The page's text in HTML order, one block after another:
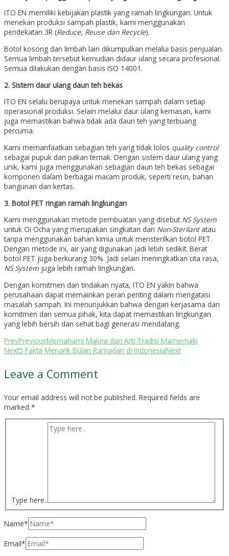
ITO EN memiliki kebijakan plastik yang ramah lingkungan. Untuk
menekan produksi sampah plastik, kami menggunakan
pendekatan 3R (Reduce, Reuse dan Recycle).
Botol kosong dan limbah lain dikumpulkan melalui basis penjualan.
Semua limbah tersebut kemudian didaur ulang secara profesional.
Semua dilakukan dengan basis ISO 14001.
2. Sistem daur ulang daun teh bekas
ITO EN selalu berupaya untuk menekan sampah dalam setiap
operasional produksi. Selain melalui daur ulang kemasan, kami
juga memastikan bahwa tidak ada daun teh yang terbuang
percuma.
Kami memanfaatkan sebagian teh yang tidak lolos quality control
sebagai pupuk dan pakan ternak. Dengan sistem daur ulang yang
unik, kami juga menggunakan sebagian daun teh bekas sebagai
komponen dalam berbagai macam produk, seperti resin, bahan
bangunan dan kertas.
3. Botol PET ringan ramah lingkungan
Kami menggunakan metode pembuatan yang disebut NS System
untuk Oi Ocha yang merupakan singkatan dari Non-Sterilantatau
tanpa menggunakan bahan kimia untuk mensterilkan botol PET.
Dengan metode ini, air yang digunakan jadi lebih sedikit. Berat
botol PET juga berkurang 30%. Jadi selain meningkatkan cita rasa,
NS System juga lebih ramah lingkungan.
Dengan komitmen dan tindakan nyata, ITO EN yakin bahwa
perusahaan dapat memainkan peran penting dalam mengatasi
masalah sampah. Ini menunjukkan bahwa dengan kerjasama dan
komitmen dari semua pihak, kita dapat memastikan lingkungan
yang lebih bersih dan sehat bagi generasi mendatang.
PrevPreviousMemahami Makna dan Arti Tradisi Mamemaki
Next5 Fakta Menarik Bulan Ramadan di IndonesiaNext
Leave a Comment
Your email address will not be published. Required fields are
marked *
Type here..
Name*
Email*